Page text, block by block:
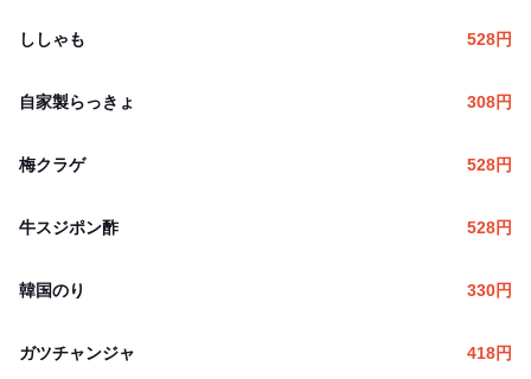
ししゃも 528円
自家製らっきょ 308円
梅クラゲ 528円
牛スジポン酢 528円
韓国のり 330円
ガツチャンジャ 418円